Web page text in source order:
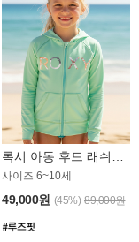
록시 아동 후드 래쉬가드 GT764MRX
사이즈 6~10세
49,000원 (45%) 89,000원